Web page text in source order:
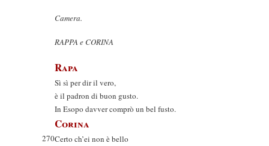
Camera.
RAPPA e CORINA
Rapa
Sì sì per dir il vero,
è il padron di buon gusto.
In Esopo davver comprò un bel fusto.
Corina
270Certo ch’ei non è bello